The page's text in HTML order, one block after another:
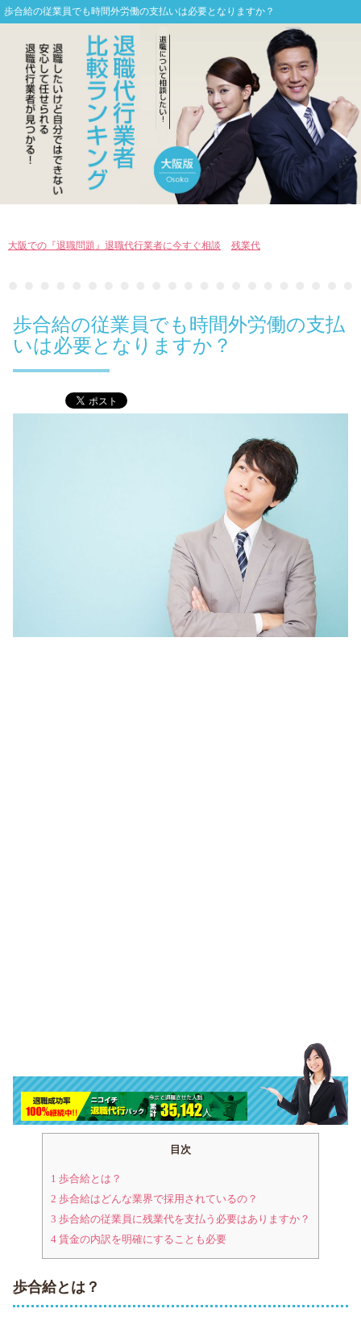
歩合給の従業員でも時間外労働の支払いは必要となりますか？
大阪での『退職問題』退職代行業者に今すぐ相談 残業代
歩合給の従業員でも時間外労働の支払
いは必要となりますか？
目次
1 歩合給とは？
2 歩合給はどんな業界で採用されているの？
3 歩合給の従業員に残業代を支払う必要はありますか？
4 賃金の内訳を明確にすることも必要
歩合給とは？